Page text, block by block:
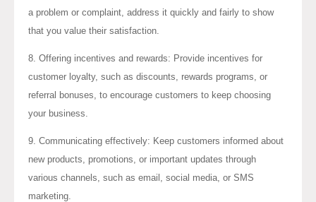
a problem or complaint, address it quickly and fairly to show
that you value their satisfaction.
8. Offering incentives and rewards: Provide incentives for
customer loyalty, such as discounts, rewards programs, or
referral bonuses, to encourage customers to keep choosing
your business.
9. Communicating effectively: Keep customers informed about
new products, promotions, or important updates through
various channels, such as email, social media, or SMS
marketing.